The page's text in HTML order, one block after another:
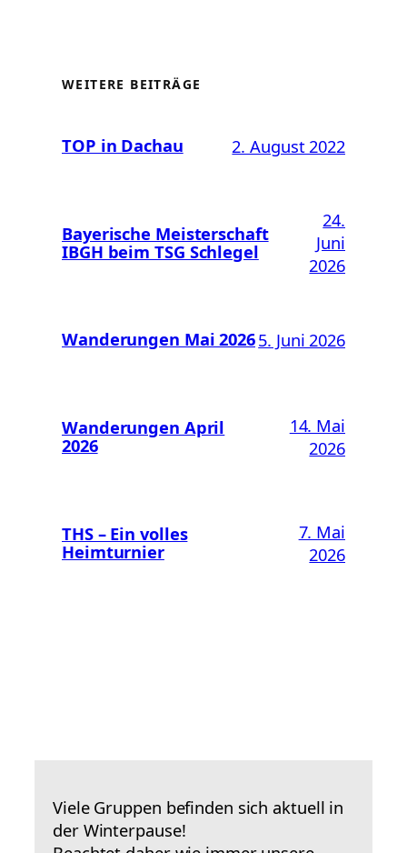
WEITERE BEITRÄGE
TOP in Dachau 2. August 2022
Bayerische Meisterschaft
IBGH beim TSG Schlegel
24.
Juni
2026
Wanderungen Mai 20265. Juni 2026
Wanderungen April
2026
14. Mai
2026
THS – Ein volles
Heimturnier
7. Mai
2026
Viele Gruppen befinden sich aktuell in
der Winterpause!